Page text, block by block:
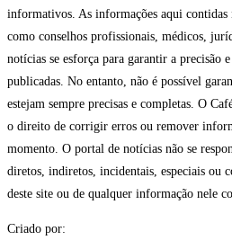
informativos. As informações aqui contidas
como conselhos profissionais, médicos,
notícias se esforça para garantir a precisão
publicadas. No entanto, não é possível
estejam sempre precisas e completas. O
o direito de corrigir erros ou remover
momento. O portal de notícias não se
diretos, indiretos, incidentais, especiais ou
deste site ou de qualquer informação nele
Criado por: